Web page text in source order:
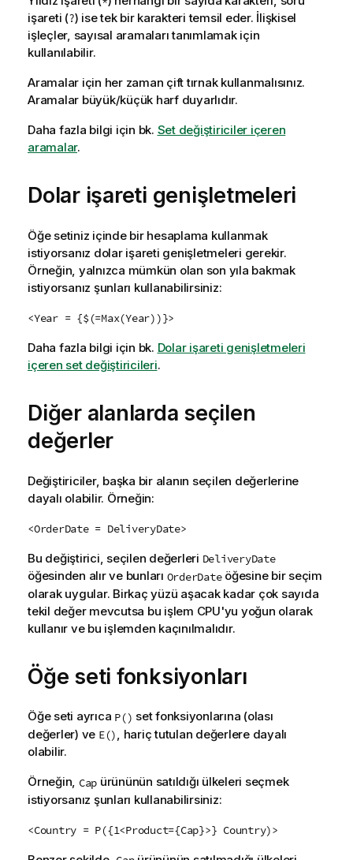
işareti (?) ise tek bir karakteri temsil eder. İlişkisel
işleçler, sayısal aramaları tanımlamak için
kullanılabilir.
Aramalar için her zaman çift tırnak kullanmalısınız.
Aramalar büyük/küçük harf duyarlıdır.
Daha fazla bilgi için bk. Set değiştiriciler içeren
aramalar.
Dolar işareti genişletmeleri
Öğe setiniz içinde bir hesaplama kullanmak
istiyorsanız dolar işareti genişletmeleri gerekir.
Örneğin, yalnızca mümkün olan son yıla bakmak
istiyorsanız şunları kullanabilirsiniz:
<Year = {$(=Max(Year))}>
Daha fazla bilgi için bk. Dolar işareti genişletmeleri
içeren set değiştiricileri.
Diğer alanlarda seçilen
değerler
Değiştiriciler, başka bir alanın seçilen değerlerine
dayalı olabilir. Örneğin:
<OrderDate = DeliveryDate>
Bu değiştirici, seçilen değerleri DeliveryDate
öğesinden alır ve bunları OrderDateöğesine bir seçim
olarak uygular. Birkaç yüzü aşacak kadar çok sayıda
tekil değer mevcutsa bu işlem CPU'yu yoğun olarak
kullanır ve bu işlemden kaçınılmalıdır.
Öğe seti fonksiyonları
Öğe seti ayrıca P() set fonksiyonlarına (olası
değerler) ve E()
, hariç tutulan değerlere dayalı
olabilir.
Örneğin, Cap ürününün satıldığı ülkeleri seçmek
istiyorsanız şunları kullanabilirsiniz:
<Country = P({1<Product={Cap}>} Country)>